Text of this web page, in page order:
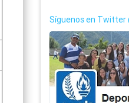
Síguenos en Twitter